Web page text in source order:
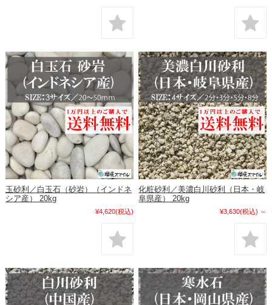
玉砂利／白玉石（砂岩）（インドネ
シア産） 20kg
¥4,620(税込)
化粧砂利／美濃白川砂利（日本・岐
阜県産） 20kg
¥3,630(税込) ～